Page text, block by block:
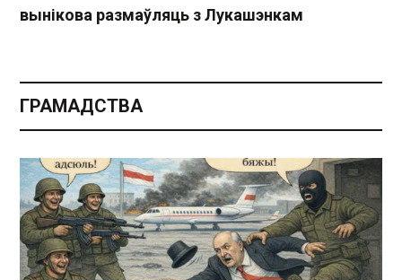
вынікова размаўляць з Лукашэнкам
ГРАМАДСТВА